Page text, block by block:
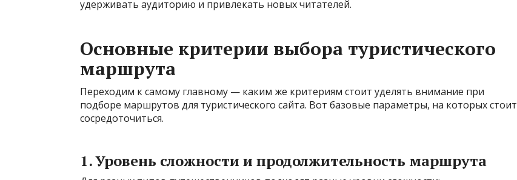
удерживать аудиторию и привлекать новых читателей.
Основные критерии выбора туристического
маршрута
Переходим к самому главному — каким же критериям стоит уделять внимание при
подборе маршрутов для туристического сайта. Вот базовые параметры, на которых стоит
сосредоточиться.
1. Уровень сложности и продолжительность маршрута